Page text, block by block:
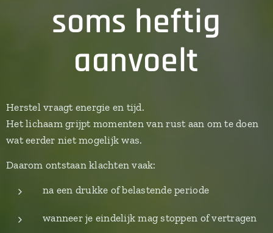
soms heftig
aanvoelt
Herstel vraagt energie en tijd.
Het lichaam grijpt momenten van rust aan om te doen
wat eerder niet mogelijk was.
Daarom ontstaan klachten vaak:
na een drukke of belastende periode
wanneer je eindelijk mag stoppen of vertragen